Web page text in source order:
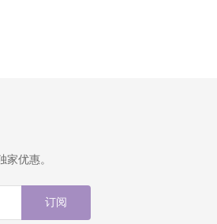
优惠。
订阅